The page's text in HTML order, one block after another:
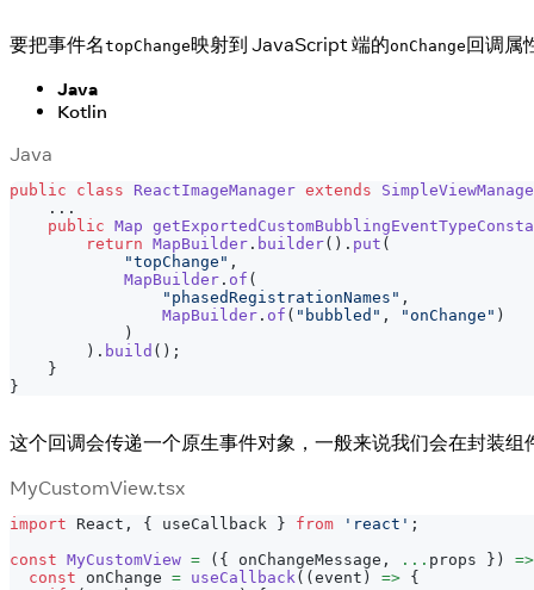
要把事件名topChange映射到 JavaScript 端的onChange回调属
Java
Kotlin
Java
public class ReactImageManager extends
. . .
public Map
return MapBuilder . builder( ) . put (
"topChange" ,
MapBuilder . of (
"phasedRegistrationNames" ,
MapBuilder . of ( "bubbled" , "onChange" )
)
) . build ( ) ;
}
}
这个回调会传递一个原生事件对象，一般来说我们会在封装
MyCustomView.tsx
import React , { useCallback } from 'react' ;
const MyCustomView = ( { onChangeMessage , ... props } )
=>
const onChange = useCallback( ( event ) => {